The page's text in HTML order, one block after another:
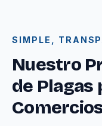
SIMPLE,
Nuestro
de Plagas